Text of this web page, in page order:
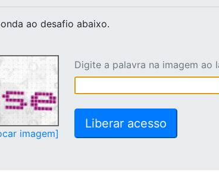
ao desafio abaixo.
imagem]
Digite a palavra na imagem ao